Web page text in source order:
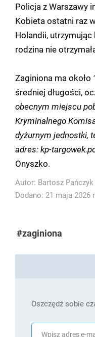
Policja z Warszawy
Kobieta ostatni raz
Holandii,
rodzina nie
Zaginiona ma około
średniej długości,
obecnym miejscu
Kryminalnego
dyżurnym jednostki,
adres:kp-
Onyszko.
Autor: Bartosz Pańczyk
Dodano: 21 maja 2026
#zaginiona
Oszczędź sobie